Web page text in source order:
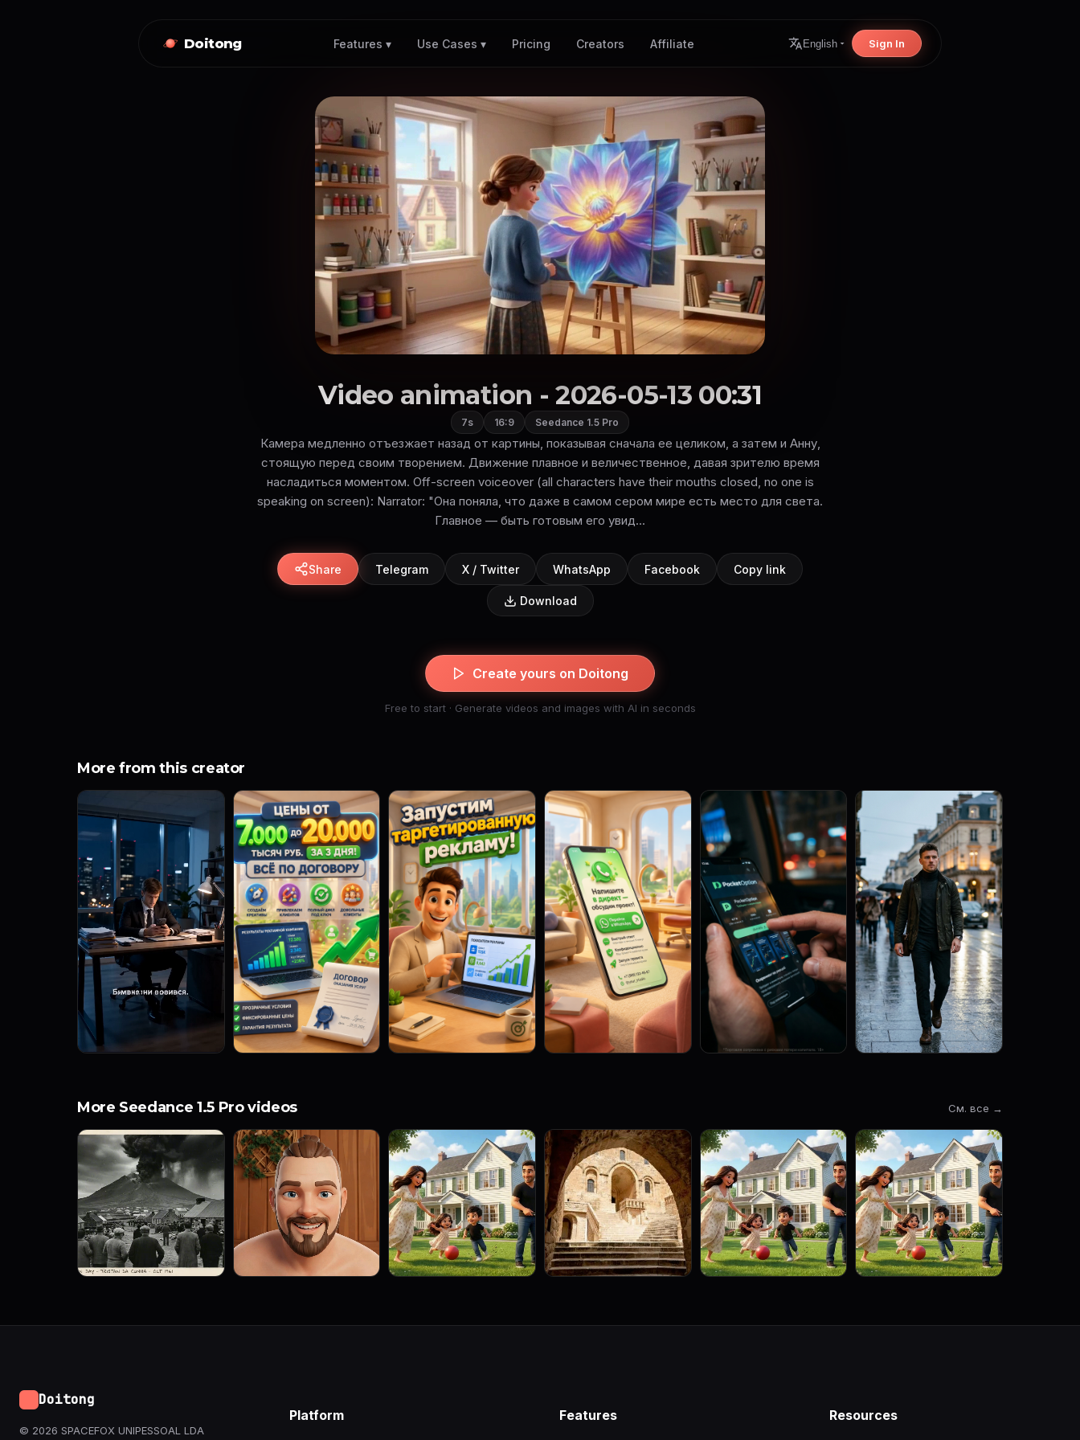
Doitong Features ▾ Use Cases ▾ Pricing Creators Affiliate English Sign In
Video animation - 2026-05-13 00:31
7s 16:9 Seedance 1.5 Pro
Камера медленно отъезжает назад от картины, показывая сначала ее целиком, а затем и Анну,
стоящую перед своим творением. Движение плавное и величественное, давая зрителю время
насладиться моментом. Off-screen voiceover (all characters have their mouths closed, no one is
speaking on screen): Narrator: "Она поняла, что даже в самом сером мире есть место для света.
Главное — быть готовым его увид...
Share Telegram X / Twitter WhatsApp Facebook Copy link
Download
Create yours on Doitong
Free to start · Generate videos and images with AI in seconds
More from this creator
More Seedance 1.5 Pro videos См. все →
Doitong
© 2026 SPACEFOX UNIPESSOAL LDA
Platform Features Resources